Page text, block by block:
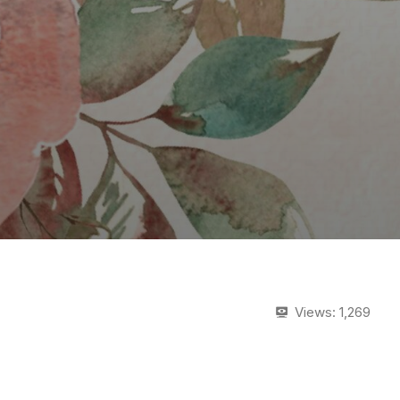
Views: 1,269